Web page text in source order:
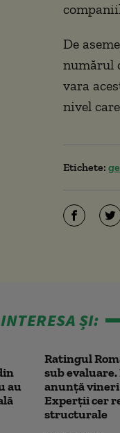
De
numărul
vara
nivel
Etichete:
ȘI:
au
Ratingul
sub evaluare.
anunță vineri
Experții cer
structurale